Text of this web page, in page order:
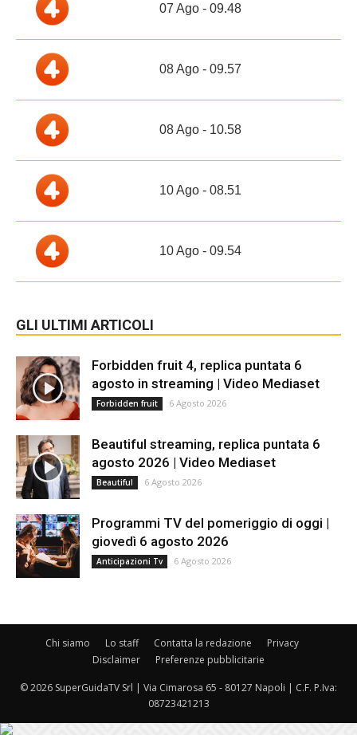
07 Ago - 09.48
08 Ago - 09.57
08 Ago - 10.58
10 Ago - 08.51
10 Ago - 09.54
GLI ULTIMI ARTICOLI
Forbidden fruit 4, replica puntata 6
agosto in streaming | Video Mediaset
Forbidden fruit 6 Agosto 2026
Beautiful streaming, replica puntata 6
agosto 2026 | Video Mediaset
Beautiful 6 Agosto 2026
Programmi TV del pomeriggio di oggi |
giovedì 6 agosto 2026
Anticipazioni Tv 6 Agosto 2026
Chi siamo Lo staff Contatta la redazione
Privacy
Disclaimer
Preferenze pubblicitarie
© 2026 SuperGuidaTV Srl | Via Cimarosa 65 - 80127 Napoli | C.F. P.Iva:
08723421213